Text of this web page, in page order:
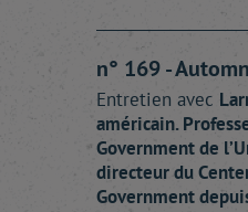
n° 169 -
Entretien avec
américain.
Government de
directeur du
Government